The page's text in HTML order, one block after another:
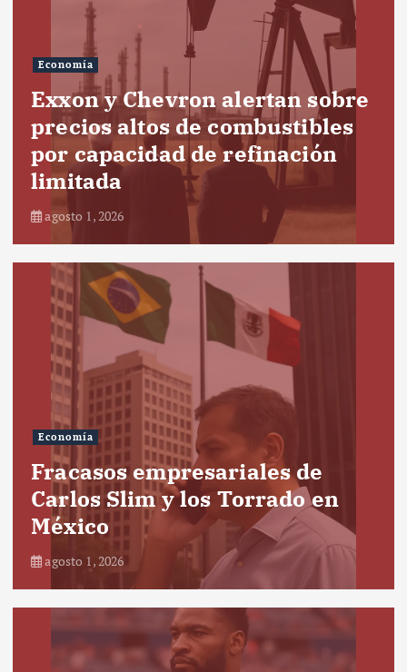
Economía
Exxon y Chevron alertan sobre
precios altos de combustibles
por capacidad de refinación
limitada
agosto 1, 2026
Economía
Fracasos empresariales de
Carlos Slim y los Torrado en
México
agosto 1, 2026